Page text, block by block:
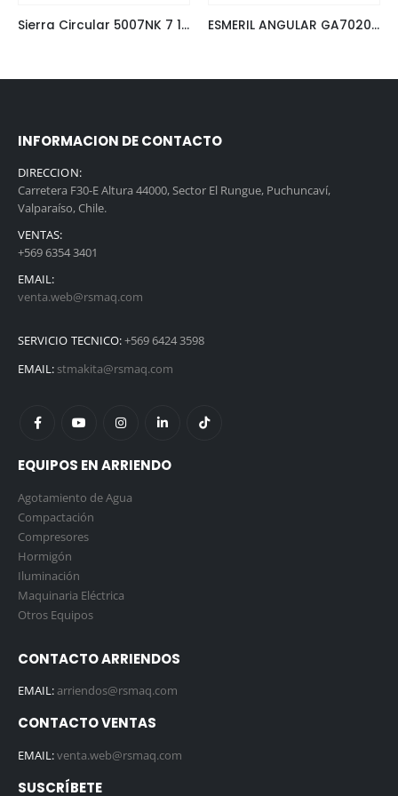
Sierra Circular 5007NK 7 1/4 1.800W Makita ESMERIL ANGULAR GA7020 7″ MAKITA
INFORMACION DE CONTACTO
DIRECCION:
Carretera F30-E Altura 44000, Sector El Rungue, Puchuncaví,
Valparaíso, Chile.
VENTAS:
+569 6354 3401
EMAIL:
venta.web@rsmaq.com
SERVICIO TECNICO:+569 6424 3598
EMAIL: stmakita@rsmaq.com
EQUIPOS EN ARRIENDO
Agotamiento de Agua
Compactación
Compresores
Hormigón
Iluminación
Maquinaria Eléctrica
Otros Equipos
CONTACTO ARRIENDOS
EMAIL:arriendos@rsmaq.com
CONTACTO VENTAS
EMAIL:venta.web@rsmaq.com
SUSCRÍBETE